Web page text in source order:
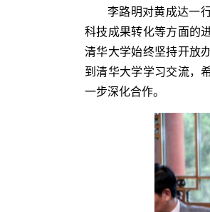
李路明对黄成达一
科技成果转化等方面的
清华大学始终坚持开放
到清华大学学习交流，
一步深化合作。